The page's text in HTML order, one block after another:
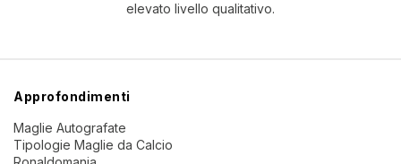
elevato livello qualitativo.
Approfondimenti
Maglie Autografate
Tipologie Maglie da Calcio